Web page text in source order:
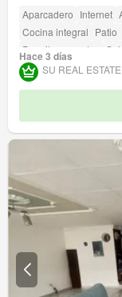
Aparcadero Internet
Cocina integral Patio
Permite mascotas
Seguridad privada
Jardín
Hace 3 días
SU REAL ESTATE